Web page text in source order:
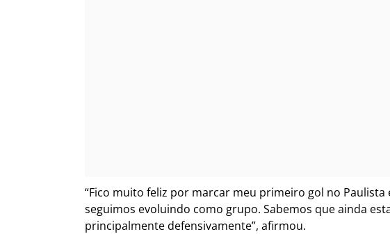
“Fico muito feliz por marcar meu primeiro gol no
seguimos evoluindo como grupo. Sabemos que ainda
principalmente defensivamente”, afirmou.